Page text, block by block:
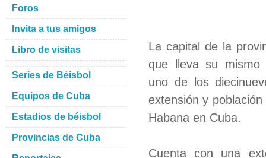
La capital de la
que lleva su mismo
uno de los
extensión y
Habana en Cuba.
Cuenta con una
Foros
Invita a tus amigos
Libro de visitas
Series de Béisbol
Equipos de Cuba
Estadios de béisbol
Provincias de Cuba